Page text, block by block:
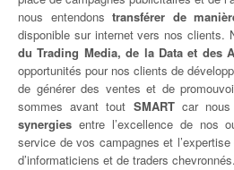
nous entendons transférer de
disponible sur internet vers nos clients.
du Trading Media, de la Data et des
opportunités pour nos clients de
de générer des ventes et de
sommes avant tout SMARTcar nous
synergies entre l’excellence de nos
service de vos campagnes et
d’informaticiens et de traders chevronnés.